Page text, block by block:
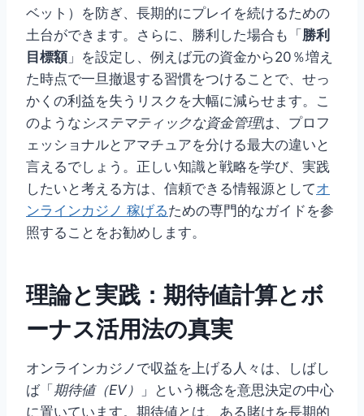
ベット）を防ぎ、長期的にプレイを続けるための
土台ができます。さらに、勝利した場合も「勝利
目標額」を設定し、例えば元の資金から20％増え
た時点で一旦撤退する習慣をつけることで、せっ
かくの利益を失うリスクを大幅に減らせます。こ
のような システマティックな資金管理は、プロフ
ェッショナルとアマチュアを分ける最大の違いと
言えるでしょう。正しい知識と戦略を学び、実践
したいと考える方は、信頼できる情報源としてオ
ンラインカジノ 稼げるための専門的なガイドを参
照することをお勧めします。
理論と実践：期待値計算とボ
ーナス活用法の真実
オンラインカジノで収益を上げる人々は、しばし
ば「期待値（EV）
」という概念を意思決定の中心
に置いています。期待値とは、ある賭けを長期的